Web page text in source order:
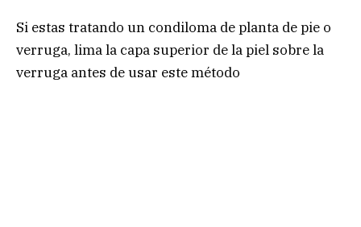
Si estas tratando un condiloma de planta de pie o
verruga, lima la capa superior de la piel sobre la
verruga antes de usar este método